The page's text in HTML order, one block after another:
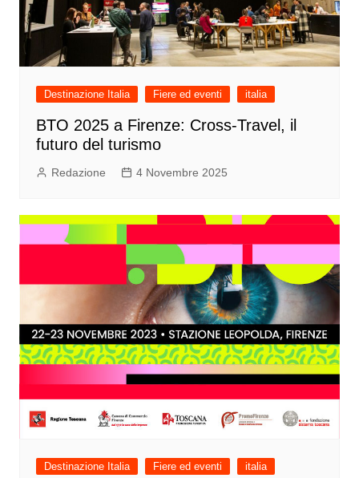
Destinazione Italia Fiere ed eventi italia
BTO 2025 a Firenze: Cross-Travel, il
futuro del turismo
Redazione 4 Novembre 2025
Destinazione Italia Fiere ed eventi italia